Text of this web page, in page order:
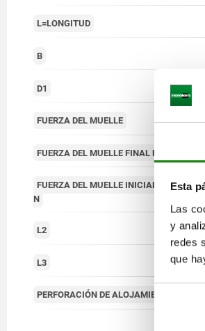
Esta
Las
y
redes
que
Selección
de
L=LONGITUD
B
D1
FUERZA DEL MUELLE
FUERZA DEL MUELLE FINAL F2 APROX. N
FUERZA DEL MUELLE INICIAL F1 APROX.
N
L2
L3
PERFORACIÓN DE ALOJAMIENTO H8